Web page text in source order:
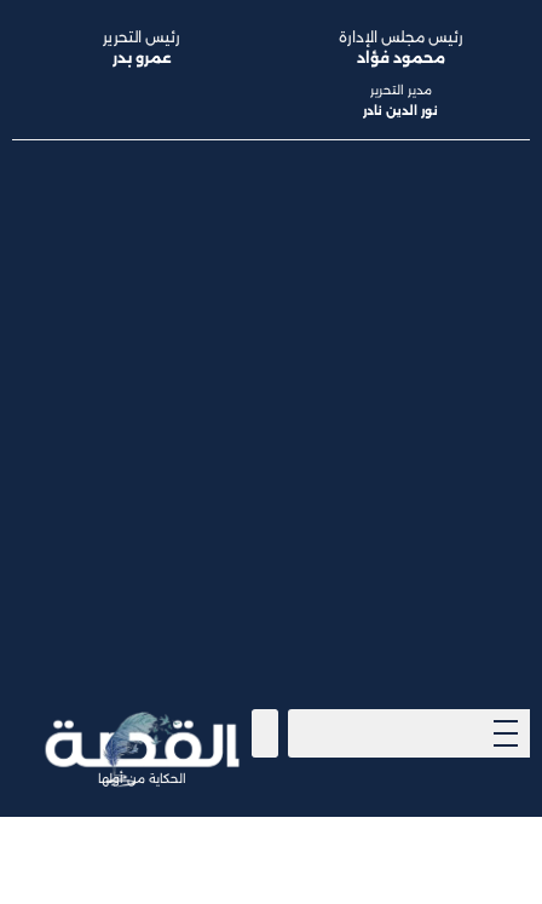
الحكاية من أولها
رئيس مجلس الإدارة
محمود فؤاد
مدير التحرير
نور الدين نادر
رئيس التحرير
عمرو بدر